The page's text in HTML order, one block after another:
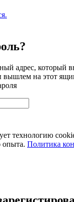
адрес, который
вышлем на этот
технологию
опыта. Политика